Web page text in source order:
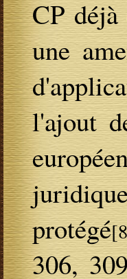
CP
une
l'ajout
protégé
306,